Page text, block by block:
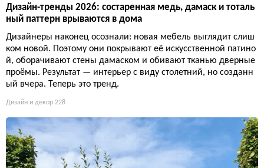
Дизайн-тренды 2026: состаренная медь, дамаск и тоталь
ный паттерн врываются в дома
Дизайнеры наконец осознали: новая мебель выглядит слиш
ком новой. Поэтому они покрывают её искусственной патино
й, оборачивают стены дамаском и обивают тканью дверные
проёмы. Результат — интерьер с виду столетний, но созданн
ый вчера. Теперь это тренд.
Дизайн и декор 228